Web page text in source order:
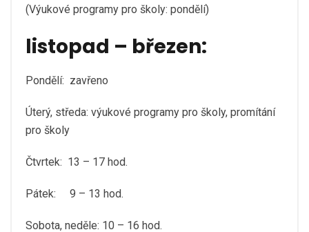
(Výukové programy pro školy: pondělí)
listopad – březen:
Pondělí: zavřeno
Úterý, středa: výukové programy pro školy, promítání
pro školy
Čtvrtek: 13 – 17 hod.
Pátek: 9 – 13 hod.
Sobota, neděle: 10 – 16 hod.